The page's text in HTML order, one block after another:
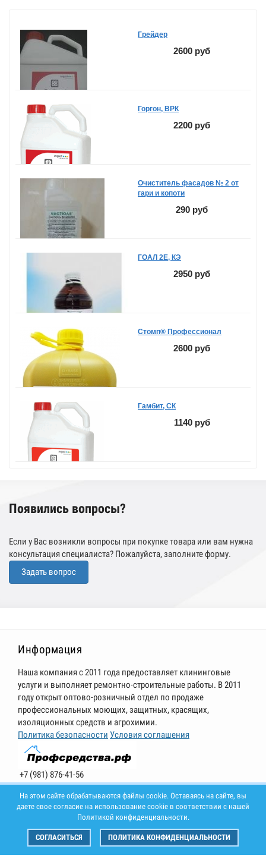
Грейдер
2600 руб
Горгон, ВРК
2200 руб
Очиститель фасадов № 2 от
гари и копоти
290 руб
ГОАЛ 2Е, КЭ
2950 руб
Стомп® Профессионал
2600 руб
Гамбит, СК
1140 руб
Появились вопросы?
Если у Вас возникли вопросы при покупке товара или вам нужна
консультация специалиста? Пожалуйста, заполните форму.
Задать вопрос
Информация
Наша компания с 2011 года предоставляет клининговые
услуги и выполняет ремонтно-строительные работы. В 2011
году открыт оптово-розничный отдел по продаже
профессиональных моющих, защитных, красящих,
изоляционных средств и агрохимии.
Политика безопасности Условия соглашения
+7 (981) 876-41-56
г. Самара, Физкультурная улица, 127, оф.3. Временно закрыт
Режим работы: 9:00 - 18:00 понедельник-пятница, выходной:
суббота, воскресенье.
На этом сайте обрабатываются файлы cookie. Оставаясь на сайте, вы
даете свое согласие на использование cookie в соответствии с нашей
Политикой конфиденциальности.
СОГЛАСИТЬСЯ ПОЛИТИКА КОНФИДЕНЦИАЛЬНОСТИ